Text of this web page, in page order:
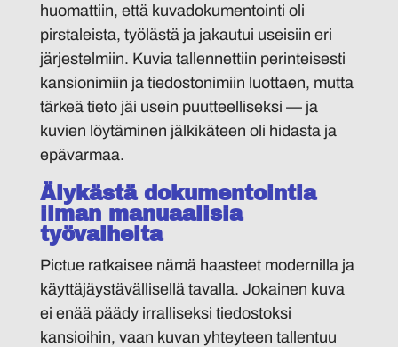
huomattiin, että kuvadokumentointi oli
pirstaleista, työlästä ja jakautui useisiin eri
järjestelmiin. Kuvia tallennettiin perinteisesti
kansionimiin ja tiedostonimiin luottaen, mutta
tärkeä tieto jäi usein puutteelliseksi — ja
kuvien löytäminen jälkikäteen oli hidasta ja
epävarmaa.
Älykästä dokumentointia
ilman manuaalisia
työvaiheita
Pictue ratkaisee nämä haasteet modernilla ja
käyttäjäystävällisellä tavalla. Jokainen kuva
ei enää päädy irralliseksi tiedostoksi
kansioihin, vaan kuvan yhteyteen tallentuu